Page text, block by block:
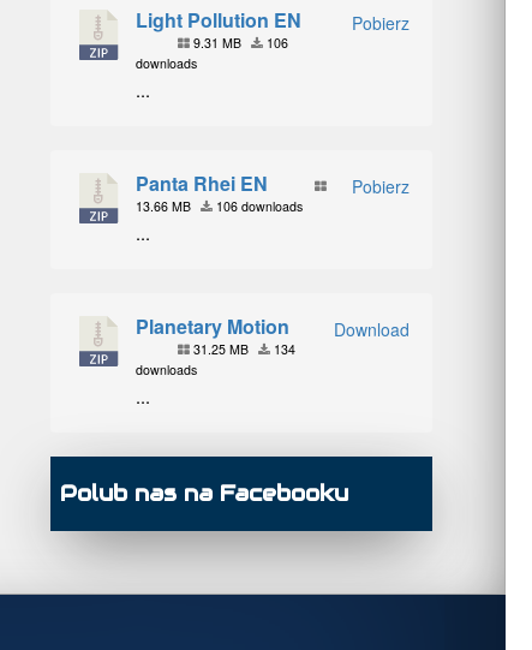
Pobierz
Light Pollution EN
9.31 MB
106
downloads
...
Pobierz
Panta Rhei EN
13.66 MB 106 downloads
...
Download
Planetary Motion
31.25 MB
134
downloads
...
Polub nas na Facebooku